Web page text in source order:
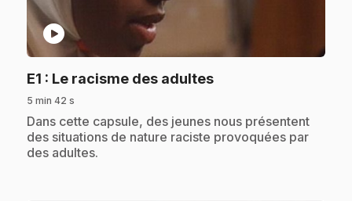
play_circle
E1 : Le racisme des adultes.
5 min 42 s
.Dans cette capsule, des jeunes nous présentent
des situations de nature raciste provoquées par
des adultes.